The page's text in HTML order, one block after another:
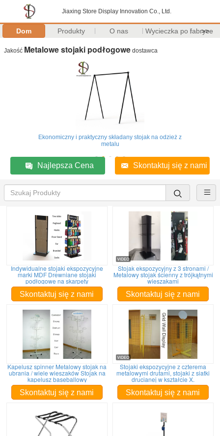
Jiaxing Store Display Innovation Co., Ltd.
Dom Produkty O nas Wycieczka po fabryce
>>
Jakość Metalowe stojaki podłogowe dostawca
Ekonomiczny i praktyczny składany stojak na odzież z
metalu
Najlepsza Cena Skontaktuj się z nami
Indywidualne stojaki ekspozycyjne
marki MDF Drewniane stojaki
podłogowe na skarpety
Skontaktuj się z nami
Stojak ekspozycyjny z 3 stronami /
Metalowy stojak ścienny z trójkątnymi
wieszakami
Skontaktuj się z nami
Kapelusz spinner Metalowy stojak na
ubrania / wiele wieszaków Stojak na
kapelusz baseballowy
Skontaktuj się z nami
Stojaki ekspozycyjne z czterema
metalowymi drutami, stojaki z siatki
drucianej w kształcie X.
Skontaktuj się z nami